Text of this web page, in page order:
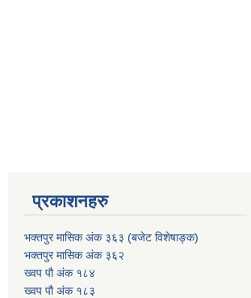
प्रकाशनहरु
भक्तपुर मासिक अंक ३६३ (बजेट विशेषाङ्क)
भक्तपुर मासिक अंक ३६२
ख्वप पौ अंक १८४
ख्वप पौ अंक १८३